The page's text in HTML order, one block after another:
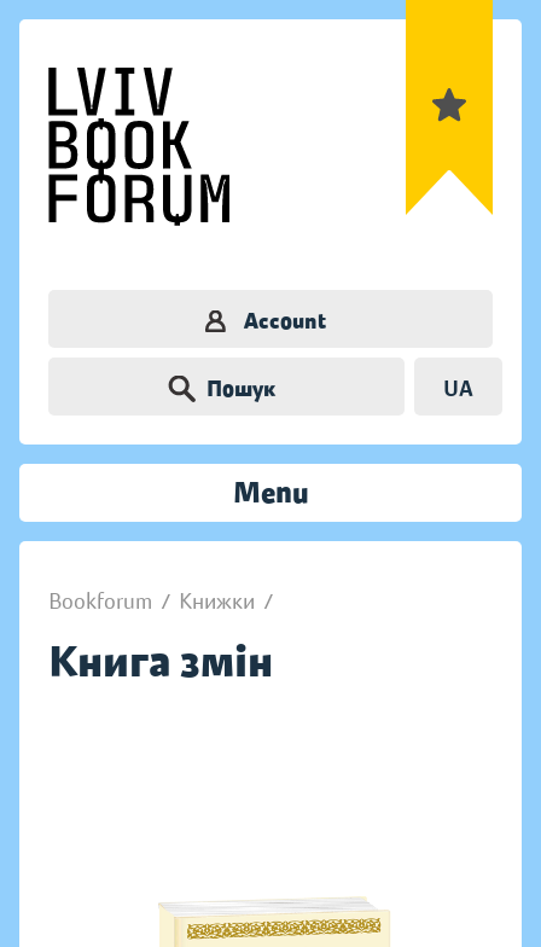
Account
Пошук UA
Menu
Bookforum / Книжки /
Книга змін